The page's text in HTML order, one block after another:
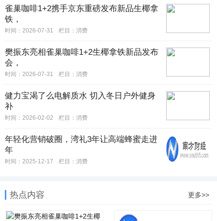
雀巢咖啡1+2携手京东重磅发布新品生椰拿
铁，
时间：2026-07-31 栏目： 消费
樊振东亮相雀巢咖啡1+2生椰拿铁新品发布
会，
时间：2026-07-31 栏目： 消费
健力宝渴了么电解质水 切入冬日户外健身
补
时间：2026-02-02 栏目： 消费
年轻化营销破圈，湾礼3年让高端蜂蜜走进
年
时间：2025-12-17 栏目： 消费
热点内容 更多>>